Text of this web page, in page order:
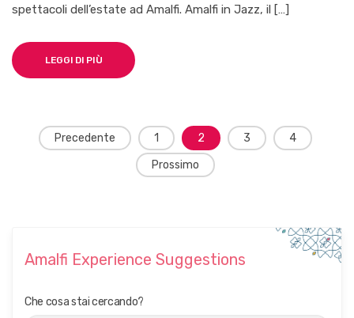
spettacoli dell’estate ad Amalfi. Amalfi in Jazz, il […]
LEGGI DI PIÙ
Navigazione
Precedente 1 2 3
4
Prossimo
Amalfi Experience Suggestions
Che cosa stai cercando?